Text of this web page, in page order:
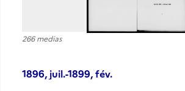
266 medias
1896, juil.-1899, fév.